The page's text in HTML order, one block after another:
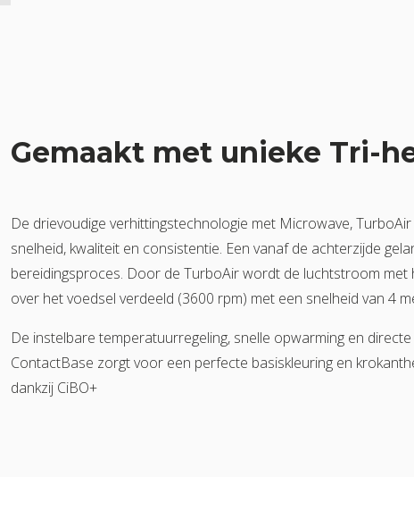
Gemaakt met unieke Tri-
De drievoudige verhittingstechnologie met Microwave,
snelheid, kwaliteit en consistentie. Een vanaf de achterzijde
bereidingsproces. Door de TurboAir wordt de luchtstroom
over het voedsel verdeeld (3600 rpm) met een snelheid van 4
De instelbare temperatuurregeling, snelle opwarming en
ContactBase zorgt voor een perfecte basiskleuring en
dankzij CiBO+